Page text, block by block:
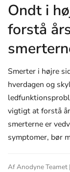
Ondt i
forstå
Smerter i højre
hverdagen og
vigtigt at forstå
smerterne er
symptomer, bør
Af Anodyne